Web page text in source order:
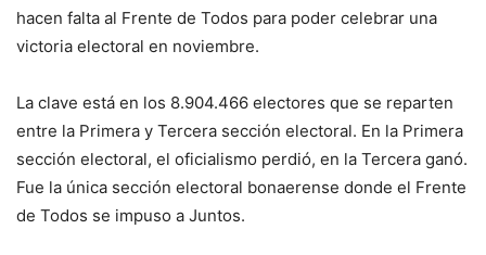
hacen falta al Frente de Todos para poder celebrar una
victoria electoral en noviembre.
La clave está en los 8.904.466 electores que se reparten
entre la Primera y Tercera sección electoral. En la Primera
sección electoral, el oficialismo perdió, en la Tercera ganó.
Fue la única sección electoral bonaerense donde el Frente
de Todos se impuso a Juntos.